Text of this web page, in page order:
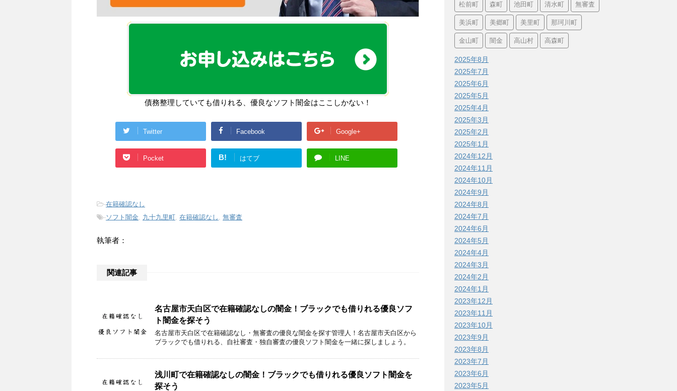
債務整理していても借りれる、優良なソフト闇金はここしかない！
Twitter Facebook Google+
Pocket B! はてブ LINE
-在籍確認なし
-ソフト闇金, 九十九里町, 在籍確認なし , 無審査
執筆者：
関連記事
名古屋市天白区で在籍確認なしの闇金！ブラックでも借りれる優良ソフ
ト闇金を探そう
名古屋市天白区で在籍確認なし・無審査の優良な闇金を探す管理人！名古屋市天白区から
ブラックでも借りれる、自社審査・独自審査の優良ソフト闇金を一緒に探しましょう。
浅川町で在籍確認なしの闇金！ブラックでも借りれる優良ソフト闇金を
探そう
松前町 森町 池田町 清水町 無審査
美浜町 美郷町 美里町 那珂川町
金山町 闇金 高山村 高森町
2025年8月
2025年7月
2025年6月
2025年5月
2025年4月
2025年3月
2025年2月
2025年1月
2024年12月
2024年11月
2024年10月
2024年9月
2024年8月
2024年7月
2024年6月
2024年5月
2024年4月
2024年3月
2024年2月
2024年1月
2023年12月
2023年11月
2023年10月
2023年9月
2023年8月
2023年7月
2023年6月
2023年5月